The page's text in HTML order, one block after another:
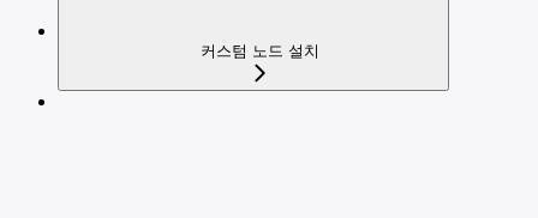
커스텀 노드 설치